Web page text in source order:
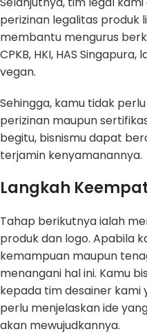
perizinan legalitas produk
membantu mengurus
CPKB, HKI, HAS
vegan.
Sehingga, kamu tidak
perizinan maupun
begitu, bisnismu dapat
terjamin kenyamanannya.
Langkah Keempat
Tahap berikutnya ialah
produk dan logo. Apabila
kemampuan maupun
menangani hal ini. Kamu
kepada tim desainer kami
perlu menjelaskan ide
akan mewujudkannya.